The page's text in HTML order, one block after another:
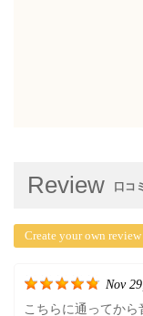
Review 口コミ
Create your own review
Nov
こちらに通ってか